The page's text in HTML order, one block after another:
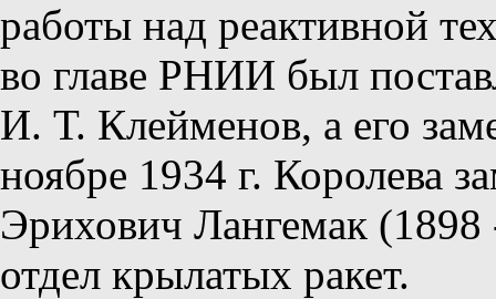
работы над реактивной
во главе РНИИ был
И. Т. Клейменов, а его
ноябре 1934 г. Королева
Эрихович Лангемак (1898
отдел крылатых ракет.